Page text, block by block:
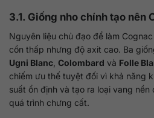
3.1. Giống nho chính tạo nên
Nguyên liệu chủ đạo để làm Cognac
cồn thấp nhưng độ axit cao. Ba
Ugni Blanc, Colombard và Folle
chiếm ưu thế tuyệt đối vì khả năng
suất ổn định và tạo ra loại vang
quá trình chưng cất.